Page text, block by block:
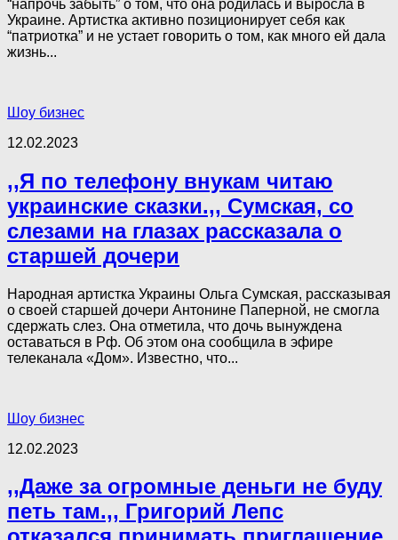
“напрочь забыть” о том, что она родилась и выросла в
Украине. Артистка активно позиционирует себя как
“патриотка” и не устает говорить о том, как много ей дала
жизнь...
Шоу бизнес
12.02.2023
,,Я по телефону внукам читаю
украинские сказки.,, Сумская, со
слезами на глазах рассказала о
старшей дочери
Народная артистка Украины Ольга Сумская, рассказывая
о своей старшей дочери Антонине Паперной, не смогла
сдержать слез. Она отметила, что дочь вынуждена
оставаться в Рф. Об этом она сообщила в эфире
телеканала «Дом». Известно, что...
Шоу бизнес
12.02.2023
,,Даже за огромные деньги не буду
петь там.,, Григорий Лепс